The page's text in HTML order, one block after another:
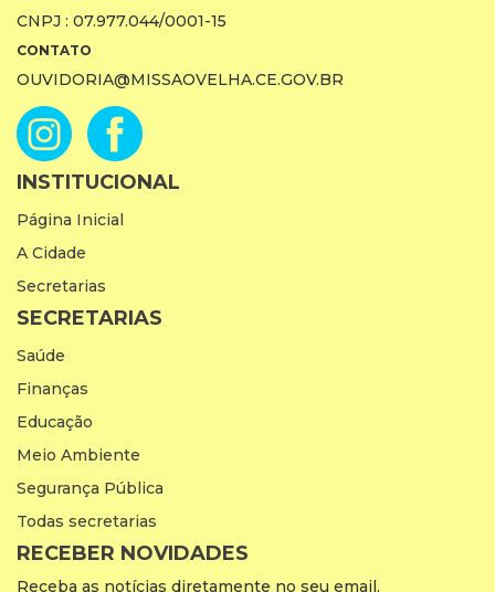
CNPJ : 07.977.044/0001-15
CONTATO
OUVIDORIA@MISSAOVELHA.CE.GOV.BR
INSTITUCIONAL
Página Inicial
A Cidade
Secretarias
SECRETARIAS
Saúde
Finanças
Educação
Meio Ambiente
Segurança Pública
Todas secretarias
RECEBER NOVIDADES
Receba as notícias diretamente no seu email.